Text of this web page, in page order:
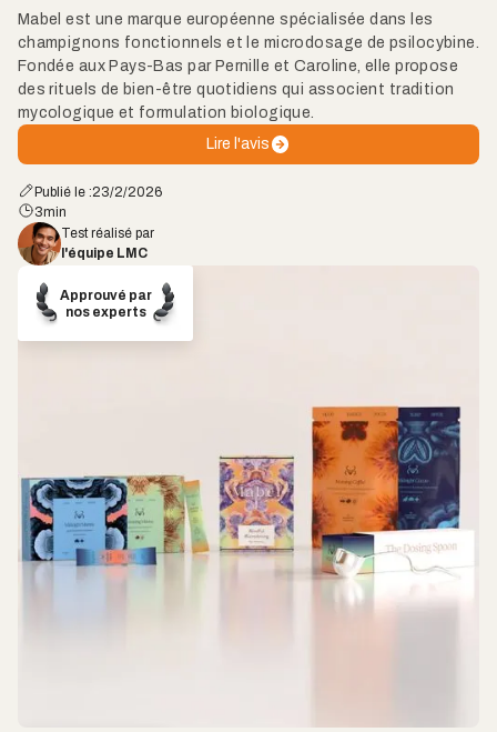
Mabel est une marque européenne spécialisée dans les
champignons fonctionnels et le microdosage de psilocybine.
Fondée aux Pays-Bas par Pernille et Caroline, elle propose
des rituels de bien-être quotidiens qui associent tradition
mycologique et formulation biologique.
Lire l'avis
Publié le :23/2/2026
3min
Test réalisé par
l'équipe LMC
Approuvé par
nos experts